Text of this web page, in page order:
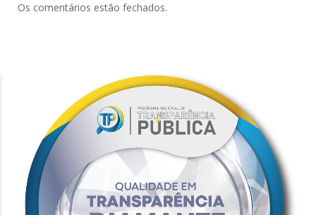
Os comentários estão fechados.